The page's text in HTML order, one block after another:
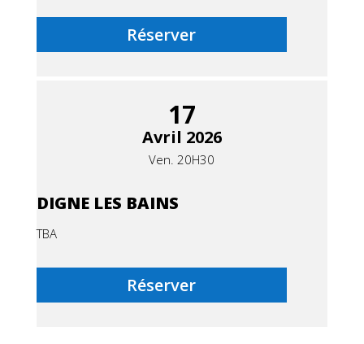
Réserver
17
Avril 2026
Ven. 20H30
DIGNE LES BAINS
TBA
Réserver